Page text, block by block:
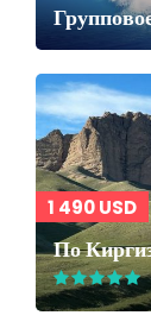
1 490 USD
По